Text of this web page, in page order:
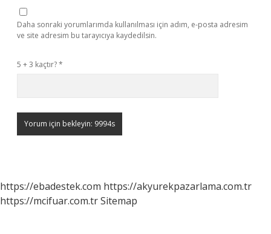
Daha sonraki yorumlarımda kullanılması için adım, e-posta adresim
ve site adresim bu tarayıcıya kaydedilsin.
5 + 3 kaçtır?*
https://ebadestek.com https://akyurekpazarlama.com.tr
https://mcifuar.com.trSitemap